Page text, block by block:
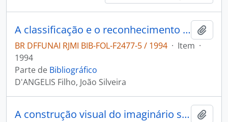
A classificação e o reconhecimento dos solos pelos Pareci
BR DFFUNAI RJMI BIB-FOL-F2477-5 / 1994 · Item ·
1994
Parte de Bibliográfico
D'ANGELIS Filho, João Silveira
A construção visual do imaginário sobre os índios na Primeira República: a experiência rondoniana.